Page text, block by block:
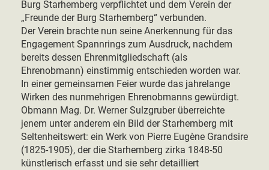
Burg Starhemberg verpflichtet und dem Verein der
„Freunde der Burg Starhemberg“ verbunden.
Der Verein brachte nun seine Anerkennung für das
Engagement Spannrings zum Ausdruck, nachdem
bereits dessen Ehrenmitgliedschaft (als
Ehrenobmann) einstimmig entschieden worden war.
In einer gemeinsamen Feier wurde das jahrelange
Wirken des nunmehrigen Ehrenobmanns gewürdigt.
Obmann Mag. Dr. Werner Sulzgruber überreichte
jenem unter anderem ein Bild der Starhemberg mit
Seltenheitswert: ein Werk von Pierre Eugène Grandsire
(1825-1905), der die Starhemberg zirka 1848-50
künstlerisch erfasst und sie sehr detailliert